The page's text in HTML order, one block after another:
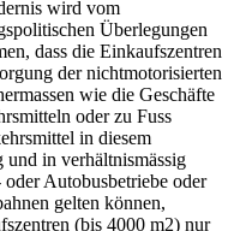
wird vom
Überlegungen
dass die Einkaufszentren
der nichtmotorisierten
wie die Geschäfte
oder zu Fuss
in diesem
und in verhältnismässig
Autobusbetriebe oder
gelten können,
(bis 4000 m2) nur